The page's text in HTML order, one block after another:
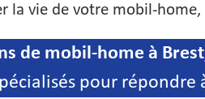
la vie de votre mobil-
de mobil-home à
pour